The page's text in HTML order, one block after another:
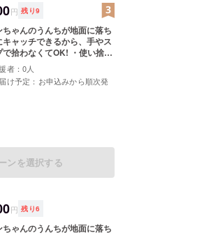
所「明生会」のみなさんに
発送を依頼しています。 就労
の声 「早期の社会復帰を目指
ひとつひとつ丁寧に作らせて
います」 ■お礼品の内容
て ・スマートわんキャッチミ
ー、ストラップ付き)[1個]
:愛知県みよし市 ■原材
ませて拭いてください。(洗
絶対に洗わないでください、
メージです。
円 残り9
ちゃんのうんちが地面に落ち
キャッチできるから、手やス
で拾わなくてOK! ・使い捨て
ール袋をバッグの両端に引っ
だけだから、使用後の後始末
ん! ・汚れにくい素材を使用
ときは柔らかい布などに水を
チします。 4.使用後はビ
所「明生会」のみなさんに
発送を依頼しています。 就労
の声 「早期の社会復帰を目指
者：0人
け予定：お申込みから順次発
ンを選択する
円 残り6
ちゃんのうんちが地面に落ち